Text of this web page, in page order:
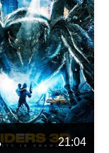
21:04